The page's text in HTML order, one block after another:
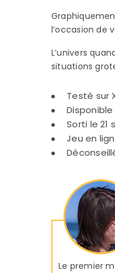
l’occasion de
L’univers
situations
Testé sur
Sorti le 21
Jeu en
Le premier